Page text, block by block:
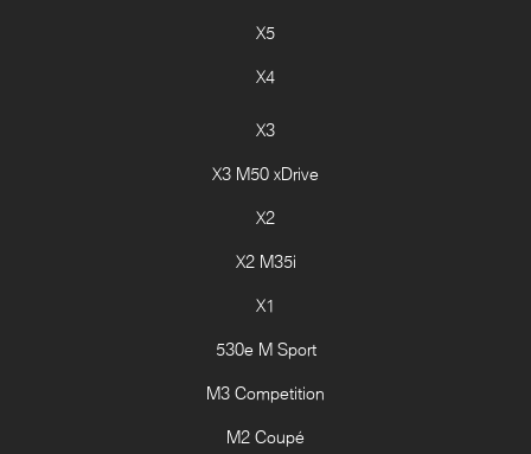
X5
X4
X3
X3 M50 xDrive
X2
X2 M35i
X1
530e M Sport
M3 Competition
M2 Coupé